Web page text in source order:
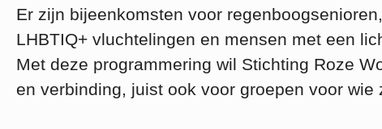
Er zijn bijeenkomsten voor
LHBTIQ+ vluchtelingen en mensen met een
Met deze programmering wil Stichting Roze
en verbinding, juist ook voor groepen voor